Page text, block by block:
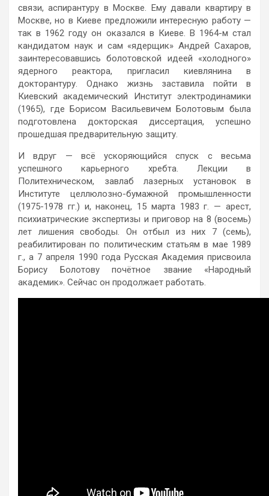
связи, аспирантуру в Москве. Ему давали квартиру в
Москве, но в Киеве предложили интересную работу —
так в 1962 году он оказался в Киеве. В 1964-м стал
кандидатом наук и сам «ядерщик» Андрей Сахаров,
заинтересовавшись болотовской идеей «холодного»
ядерного реактора, пригласил киевлянина в
докторантуру. Однако жизнь заставила пойти в
Киевский академический Институт электродинамики
(1965), где Борисом Васильевичем Болотовым была
подготовлена докторская диссертация, успешно
прошедшая предварительную защиту.
И вдруг — всё ускоряющийся спуск с весьма
успешного карьерного хребта. Лекции в
Политехническом, завлаб лазерных установок в
Институте целлюлозно-бумажной промышленности
(1975-1978 гг.) и, наконец, 15 марта 1983 г. — арест,
психиатрические экспертизы и приговор на 8 (восемь)
лет лишения свободы. Он отбыл из них 7 (семь),
реабилитирован по политическим статьям в мае 1989
г., а 7 апреля 1990 года Русская Академия присвоила
Борису Болотову почётное звание «Народный
академик». Сейчас он продолжает работать.